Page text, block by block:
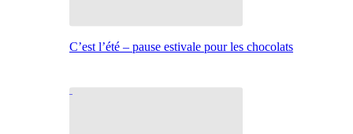
C’est l’été – pause estivale pour les chocolats